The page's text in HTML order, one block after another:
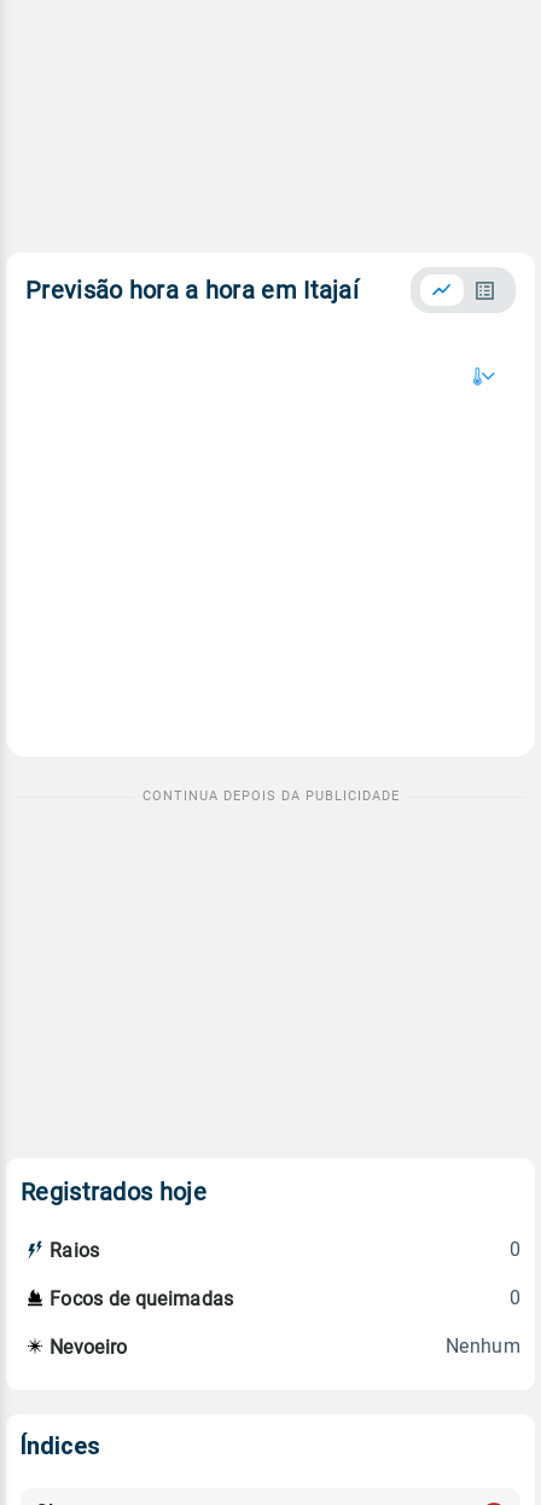
Previsão hora a hora em Itajaí
Registrados hoje
Raios 0
Focos de queimadas 0
Nevoeiro Nenhum
Índices